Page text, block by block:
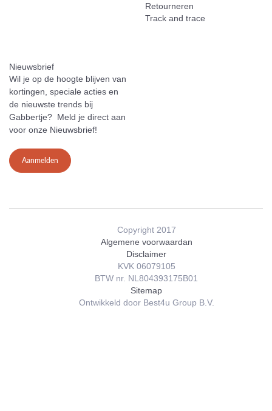
Retourneren
Track and trace
Nieuwsbrief
Wil je op de hoogte blijven van
kortingen, speciale acties en
de nieuwste trends bij
Gabbertje? Meld je direct aan
voor onze Nieuwsbrief!
Aanmelden
Copyright 2017
Algemene voorwaardan
Disclaimer
KVK 06079105
BTW nr. NL804393175B01
Sitemap
Ontwikkeld door Best4u Group B.V.